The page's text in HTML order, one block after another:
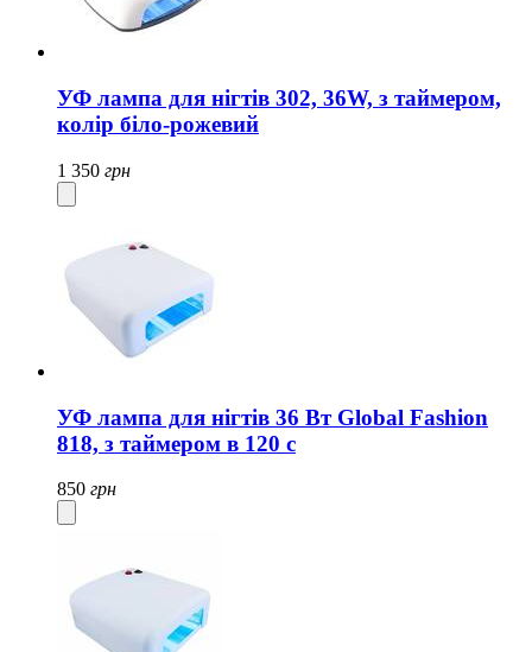
УФ лампа для нігтів 302, 36W, з таймером,
колір біло-рожевий
1 350 грн
УФ лампа для нігтів 36 Вт Global Fashion
818, з таймером в 120 с
850 грн